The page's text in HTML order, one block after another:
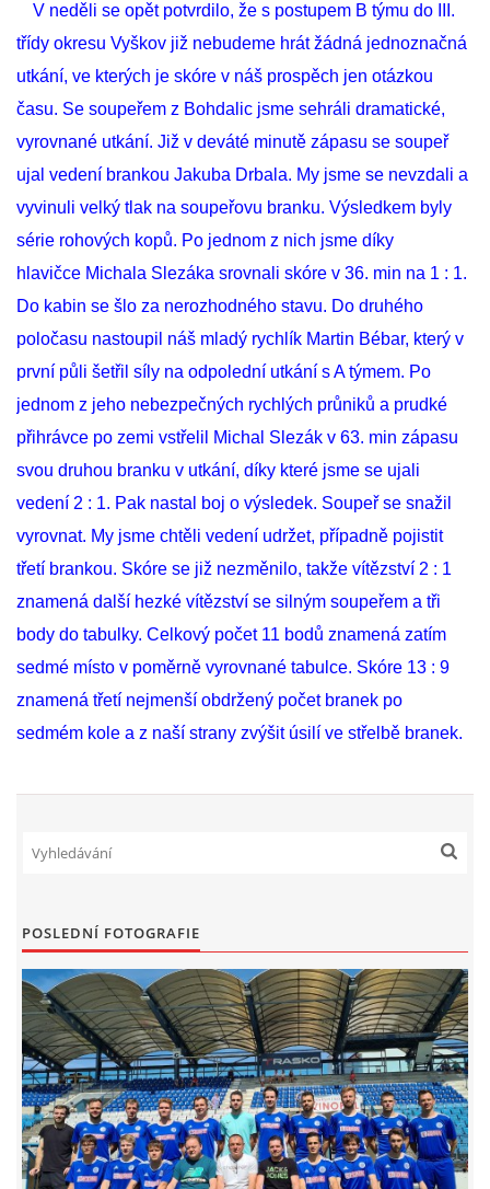
MLADŠÍ ŽÁCI "B"
STARŠÍ PŘÍPRAVKA R 2012 + 2013
MLADŠÍ PŘÍPRAVKA R2014-2015
PODPORUJÍ NÁŠ KLUB
ARCHÍV
DOTACE
FKD, z.s.
Drnovice 704
ičo 27005305
č.ú. 3227086359 / 0800
sekretarfkd@centrum.cz
© 2026 eStránky.cz
V neděli se opět potvrdilo, že s postupem B týmu do III.
třídy okresu Vyškov již nebudeme hrát žádná jednoznačná
utkání, ve kterých je skóre v náš prospěch jen otázkou
času. Se soupeřem z Bohdalic jsme sehráli dramatické,
vyrovnané utkání. Již v deváté minutě zápasu se soupeř
ujal vedení brankou Jakuba Drbala. My jsme se nevzdali a
vyvinuli velký tlak na soupeřovu branku. Výsledkem byly
série rohových kopů. Po jednom z nich jsme díky
hlavičce Michala Slezáka srovnali skóre v 36. min na 1 : 1.
Do kabin se šlo za nerozhodného stavu. Do druhého
poločasu nastoupil náš mladý rychlík Martin Bébar, který v
první půli šetřil síly na odpolední utkání s A týmem. Po
jednom z jeho nebezpečných rychlých průniků a prudké
přihrávce po zemi vstřelil Michal Slezák v 63. min zápasu
svou druhou branku v utkání, díky které jsme se ujali
vedení 2 : 1. Pak nastal boj o výsledek. Soupeř se snažil
vyrovnat. My jsme chtěli vedení udržet, případně pojistit
třetí brankou. Skóre se již nezměnilo, takže vítězství 2 : 1
znamená další hezké vítězství se silným soupeřem a tři
body do tabulky. Celkový počet 11 bodů znamená zatím
sedmé místo v poměrně vyrovnané tabulce. Skóre 13 : 9
znamená třetí nejmenší obdržený počet branek po
sedmém kole a z naší strany zvýšit úsilí ve střelbě branek.
POSLEDNÍ FOTOGRAFIE